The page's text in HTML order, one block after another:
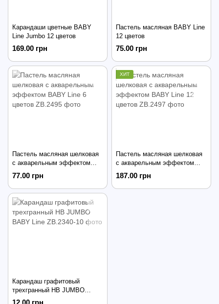
Карандаши цветные BABY
Line Jumbo 12 цветов
169.00 грн
Пастель масляная BABY Line
12 цветов
75.00 грн
Пастель масляная шелковая
с акварельным эффектом
BABY Line 6 цветов
77.00 грн
ХИТ
Пастель масляная шелковая
с акварельным эффектом
BABY Line 12 цветов
187.00 грн
Карандаш графитовый
трехгранный HB JUMBO
BABY Line